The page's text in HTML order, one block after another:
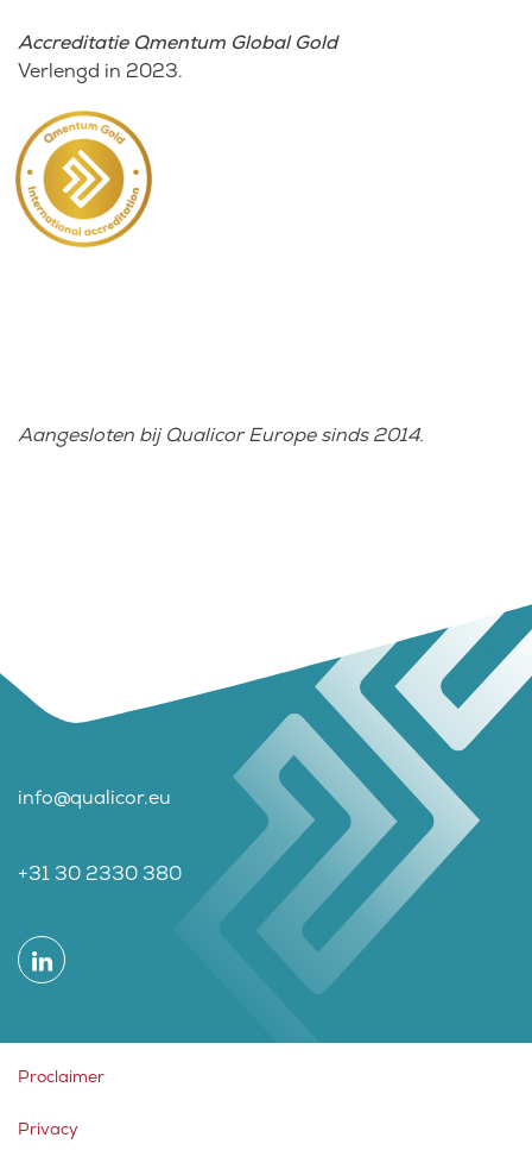
Accreditatie Qmentum Global Gold
Verlengd in 2023.
Aangesloten bij Qualicor Europe sinds 2014.
info@qualicor.eu
+31 30 2330 380
Proclaimer
Privacy